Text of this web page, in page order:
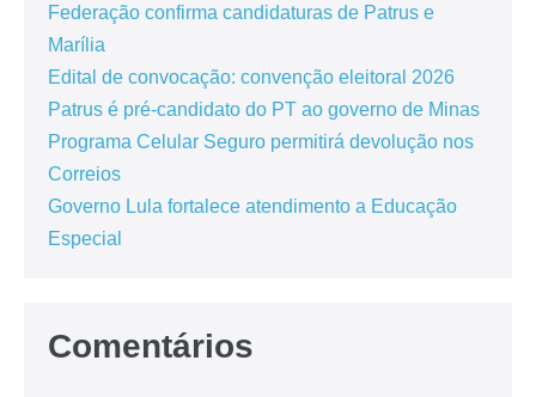
Federação confirma candidaturas de Patrus e
Marília
Edital de convocação: convenção eleitoral 2026
Patrus é pré-candidato do PT ao governo de Minas
Programa Celular Seguro permitirá devolução nos
Correios
Governo Lula fortalece atendimento a Educação
Especial
Comentários